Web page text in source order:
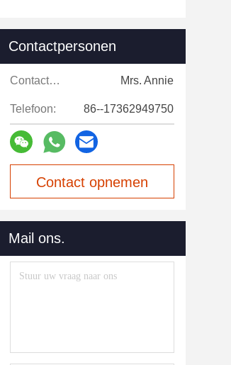
Contactpersonen
Contactpersonen: Mrs. Annie
Telefoon: 86--17362949750
Contact opnemen
Mail ons.